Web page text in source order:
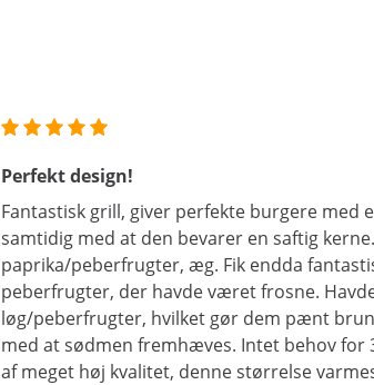
Perfekt design!
Fantastisk grill, giver perfekte burgere med
samtidig med at den bevarer en saftig
paprika/peberfrugter, æg. Fik endda
peberfrugter, der havde været frosne.
løg/peberfrugter, hvilket gør dem pænt
med at sødmen fremhæves. Intet behov for
af meget høj kvalitet, denne størrelse